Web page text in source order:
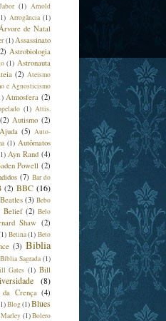
(1) Arnold
Arrogância (1)
de Natal
(1)Assassinato
Astrobiologia
(1) Astronauta
(2) Ateismo
e Agnosticismo
Atmosfera (2)
(1) Attis.
(2) Autismo (2)
(5) Auto-
(1) Autômatos
Ayn Rand (4)
Powell (2)
(7) Bar do
(2) BBC (16)
Beatles (3) Bebo
Belief (2) Belo
Shaw (2)
Betina (1) Beto
(3) Biblia
Bíblia Sagrada (1)
Gates (1) Bill
(8)
Crença (4)
Blog(1)Blues
(1)Bolero